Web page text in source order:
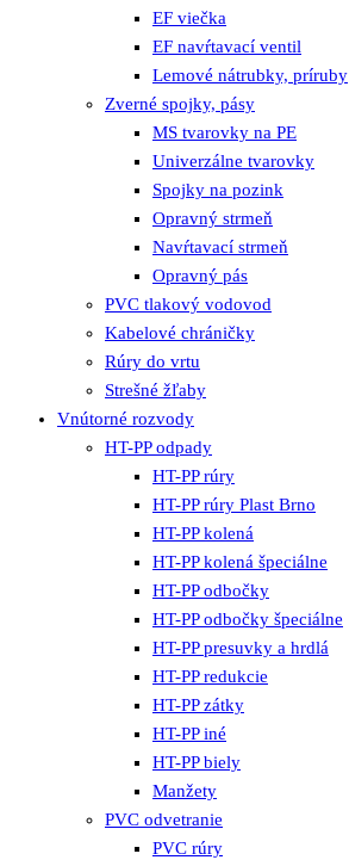
EF viečka
EF navŕtavací ventil
Lemové nátrubky, príruby
Zverné spojky, pásy
MS tvarovky na PE
Univerzálne tvarovky
Spojky na pozink
Opravný strmeň
Navŕtavací strmeň
Opravný pás
PVC tlakový vodovod
Kabelové chráničky
Rúry do vrtu
Strešné žľaby
Vnútorné rozvody
HT-PP odpady
HT-PP rúry
HT-PP rúry Plast Brno
HT-PP kolená
HT-PP kolená špeciálne
HT-PP odbočky
HT-PP odbočky špeciálne
HT-PP presuvky a hrdlá
HT-PP redukcie
HT-PP zátky
HT-PP iné
HT-PP biely
Manžety
PVC odvetranie
PVC rúry